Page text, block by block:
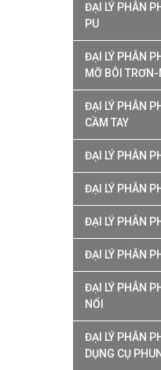
ĐẠI LÝ PHÂN
PU
ĐẠI LÝ PHÂN
MỠ BÔI
ĐẠI LÝ PHÂN
CẦM TAY
ĐẠI LÝ PHÂN
ĐẠI LÝ PHÂN
ĐẠI LÝ PHÂN
ĐẠI LÝ PHÂN
ĐẠI LÝ PHÂN
NỐI
ĐẠI LÝ PHÂN
DỤNG CỤ